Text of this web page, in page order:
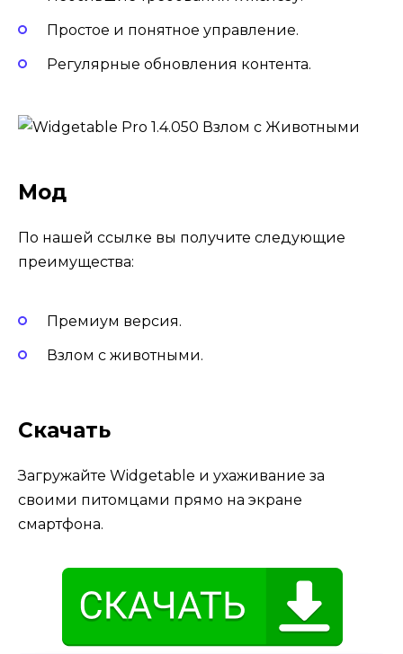
Простое и понятное управление.
Регулярные обновления контента.
Мод
По нашей ссылке вы получите следующие
преимущества:
Премиум версия.
Взлом с животными.
Скачать
Загружайте Widgetable и ухаживание за
своими питомцами прямо на экране
смартфона.